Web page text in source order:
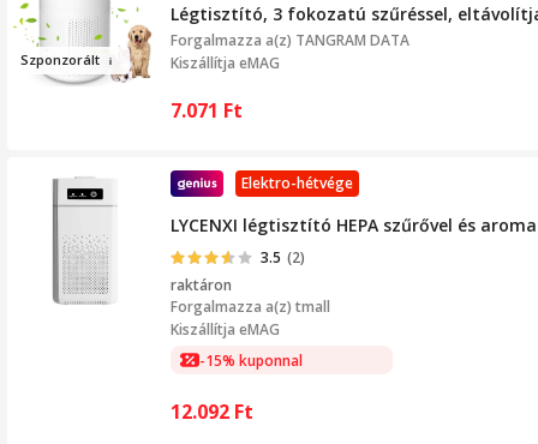
Szponzorált
Légtisztító, 3 fokozatú szűréssel,
Forgalmazza a(z) TANGRAM DATA
Kiszállítja eMAG
7.071 Ft
Elektro-hétvége
LYCENXI légtisztító HEPA szűrővel és
3.5 (2)
raktáron
Forgalmazza a(z) tmall
Kiszállítja eMAG
-15% kuponnal
12.092 Ft